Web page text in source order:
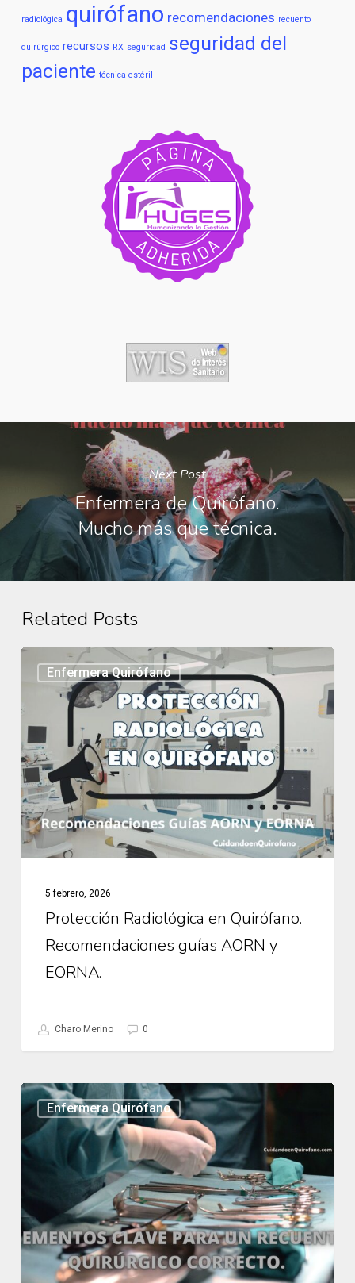
radiológica quirófano recomendaciones recuento
quirúrgico recursos RX seguridad seguridad del
paciente técnica estéril
Next Post
Enfermera de Quirófano.
Mucho más que técnica.
Related Posts
Enfermera Quirófano
Protección
Radiológica
en
Quirófano.
Recomendaciones
guías
AORN
y
EORNA.
5 febrero, 2026
Protección Radiológica en Quirófano.
Recomendaciones guías AORN y
EORNA.
Charo Merino 0
Enfermera Quirófano
Elementos
Clave
para
Quirúrgico
Correcto.